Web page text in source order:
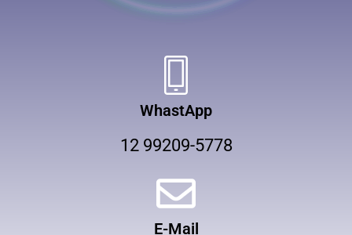
WhastApp
12 99209-5778
E-Mail